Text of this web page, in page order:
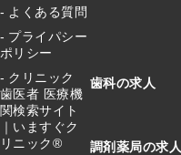
よくある質問
プライパシー
ポリシー
クリニック
歯医者 医療機
関検索サイト
｜いますぐク
リニック®
歯科の求人
調剤薬局の求人